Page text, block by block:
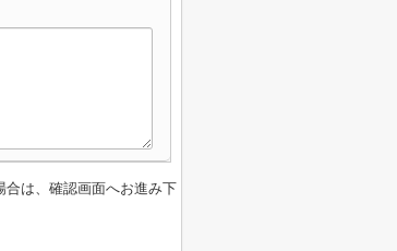
合は、確認画面へお進み下